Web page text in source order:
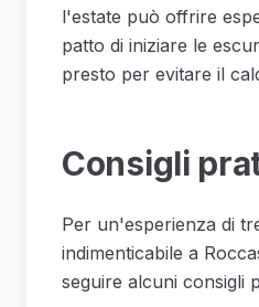
l'estate può offrire
patto di iniziare le
presto per evitare il
Consigli
Per un'esperienza di
indimenticabile a
seguire alcuni consigli